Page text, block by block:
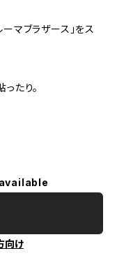
マブラザース」をス
たり。
向け